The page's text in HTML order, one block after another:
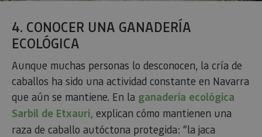
4. CONOCER UNA GANADERÍA
ECOLÓGICA
Aunque muchas personas lo desconocen, la cría de
caballos ha sido una actividad constante en Navarra
que aún se mantiene. En la ganadería ecológica
Sarbil de Etxauri, explican cómo mantienen una
raza de caballo autóctona protegida: “la jaca